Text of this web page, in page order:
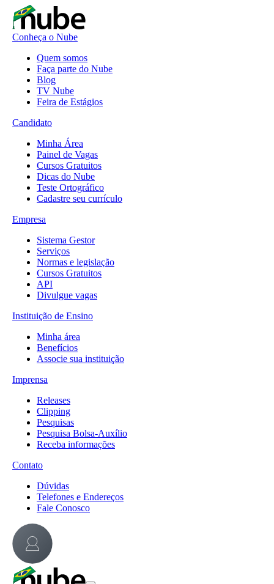
Conheça o Nube
Quem somos
Faça parte do Nube
Blog
TV Nube
Feira de Estágios
Candidato
Minha Área
Painel de Vagas
Cursos Gratuitos
Dicas do Nube
Teste Ortográfico
Cadastre seu currículo
Empresa
Sistema Gestor
Serviços
Normas e legislação
Cursos Gratuitos
API
Divulgue vagas
Instituição de Ensino
Minha área
Benefícios
Associe sua instituição
Imprensa
Releases
Clipping
Pesquisas
Pesquisa Bolsa-Auxílio
Receba informações
Contato
Dúvidas
Telefones e Endereços
Fale Conosco